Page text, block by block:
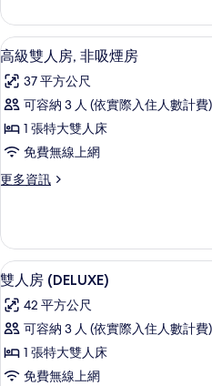
吸
煙
房
的
所
有
相
片
雙
床
房,
吸
煙
的
詳
顯
示
高
級
雙
人
房,
吸
煙
房
的
所
有
相
8
高級雙人房, 非吸煙房
37 平方公尺
可容納 3 人 (依實際入住人數計費)
1 張特大雙人床
免費無線上網
更多資訊
更
雙
人
房,
吸
煙
的
詳
顯
示
雙
人
房
11
雙人房 (DELUXE)
42 平方公尺
可容納 3 人 (依實際入住人數計費)
1 張特大雙人床
免費無線上網